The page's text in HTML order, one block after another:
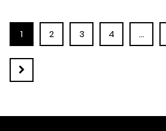
1 2 3 4 …